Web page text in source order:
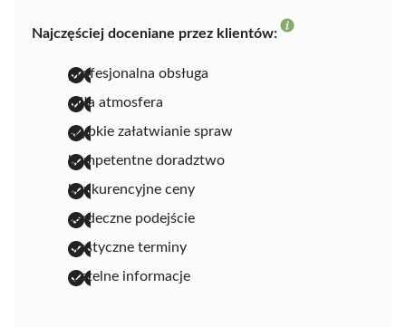
Najczęściej doceniane przez klientów:
profesjonalna obsługa
miła atmosfera
szybkie załatwianie spraw
kompetentne doradztwo
konkurencyjne ceny
serdeczne podejście
elastyczne terminy
rzetelne informacje